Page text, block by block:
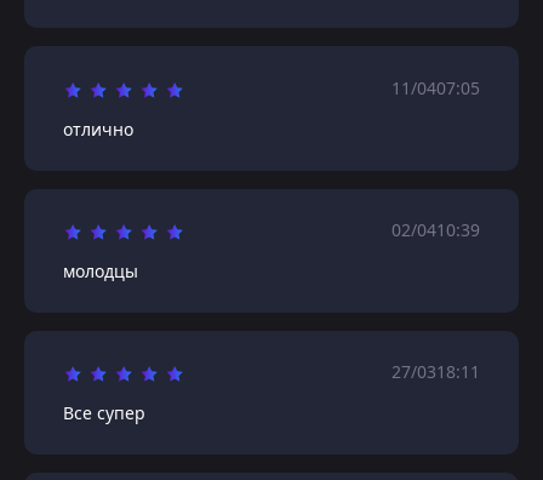
11/0407:05
отлично
02/0410:39
молодцы
27/0318:11
Все супер